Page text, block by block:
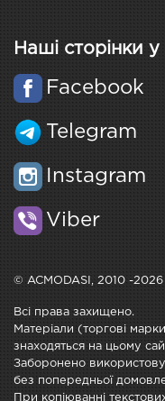
Наші сторінки
Facebook
Telegram
Instagram
Viber
© ACMODASI, 2010 -2026
Всі права захищено.
Матеріали (торгові
знаходяться на цьому
Заборонено
без попередньої
При копіюванні